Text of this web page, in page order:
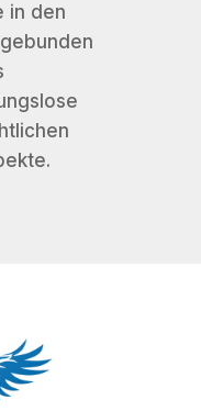
in den